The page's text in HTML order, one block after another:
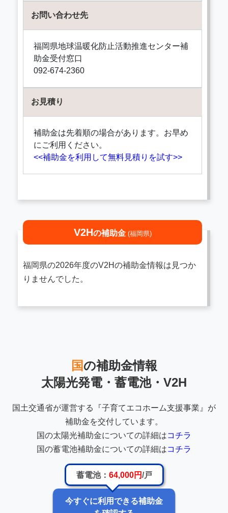
お問い合わせ先
福岡県地球温暖化防止活動推進センター補
助金受付窓口
092-674-2360
お見積り
補助金は先着順の場合があります。お早め
にご利用ください。
<<補助金を利用して無料見積りを試す>>
V2Hの補助金 (福岡県)
福岡県の2026年度のV2Hの補助金情報は見つか
りませんでした。
国の補助金情報
太陽光発電・蓄電池・V2H
国土交通省が運営する『子育てエコホーム支援事業』が
補助金を交付しています。
国の太陽光補助金についての詳細はコチラ
国の蓄電池補助金についての詳細はコチラ
蓄電池： 64,000円/戸
今すぐに利用できる補助金